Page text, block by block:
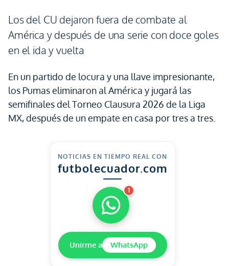
Los del CU dejaron fuera de combate al
América y después de una serie con doce goles
en el ida y vuelta
En un partido de locura y una llave impresionante,
los Pumas eliminaron al América y jugará las
semifinales del Torneo Clausura 2026 de la Liga
MX, después de un empate en casa por tres a tres.
NOTICIAS EN TIEMPO REAL CON
futbolecuador.com
1
Unirme a WhatsApp